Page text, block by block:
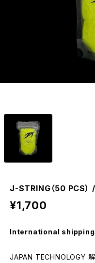
J-STRING（50 PCS）
¥1,700
International
JAPAN TECHNOLOGY